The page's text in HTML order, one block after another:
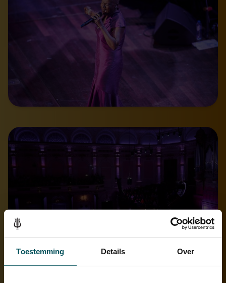
Toestemming Details Over